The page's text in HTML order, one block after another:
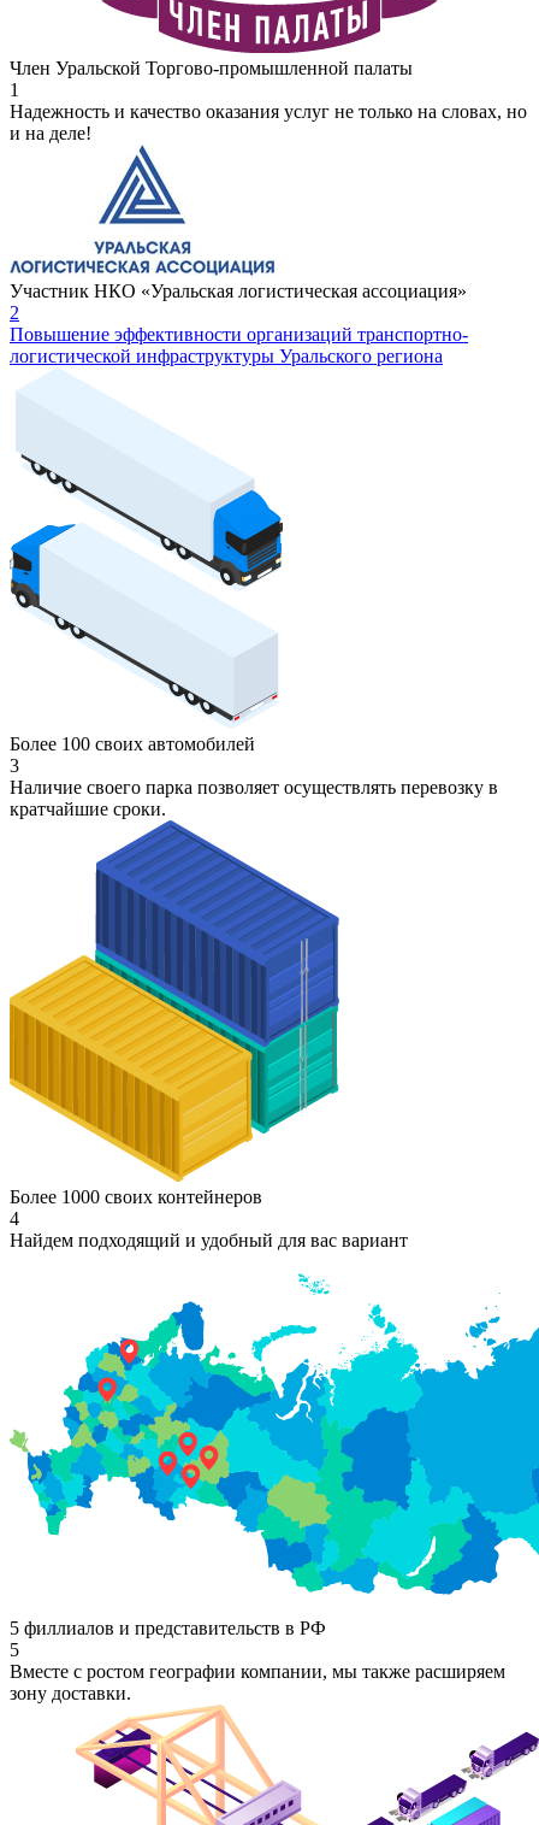
Член Уральской Торгово-промышленной палаты
1
Надежность и качество оказания услуг не только на словах, но
и на деле!
Участник НКО «Уральская логистическая ассоциация»
2
Повышение эффективности организаций транспортно-
логистической инфраструктуры Уральского региона
Более 100 своих автомобилей
3
Наличие своего парка позволяет осуществлять перевозку в
кратчайшие сроки.
Более 1000 своих контейнеров
4
Найдем подходящий и удобный для вас вариант
5 филлиалов и представительств в РФ
5
Вместе с ростом географии компании, мы также расширяем
зону доставки.